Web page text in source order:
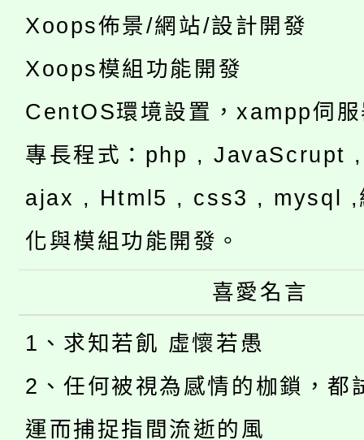
Xoops佈景/網站/設計開發
Xoops模組功能開發
CentOS環境設置，xampp伺
專長程式：php , JavaScrupt
ajax , Html5 , css3 , mysql ,
化與模組功能開發。
喜愛名言
1、求知若飢 虛懷若愚
2、任何被視為感情的枷鎖，都
運而捕捉指間流逝的風